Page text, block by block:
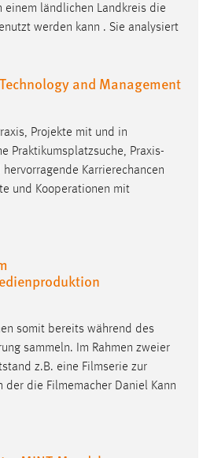
einem ländlichen Landkreis die
werden kann . Sie analysiert
and Management
Projekte mit und in
Praktikumsplatzsuche, Praxis-
hervorragende Karrierechancen
und Kooperationen mit
somit bereits während des
sammeln. Im Rahmen zweier
z.B. eine Filmserie zur
die Filmemacher Daniel Kann